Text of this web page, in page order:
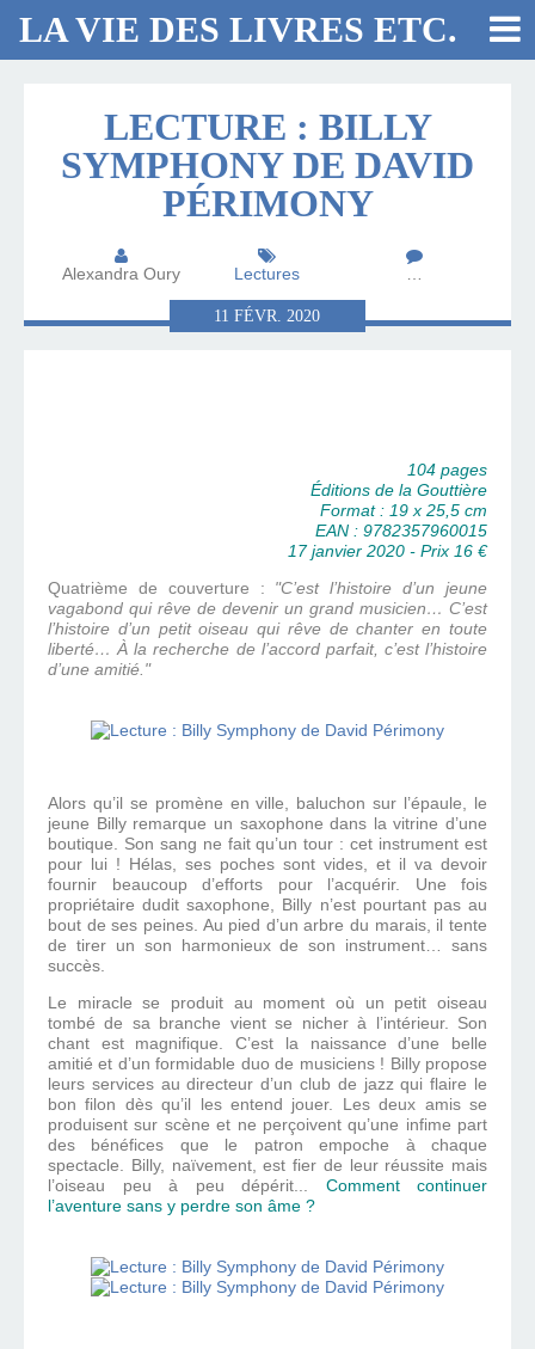
LA VIE DES LIVRES ETC.
LECTURE : BILLY
SYMPHONY DE DAVID
PÉRIMONY
Alexandra Oury Lectures …
11FÉVR.2020
104 pages
Éditions de la Gouttière
Format : 19 x 25,5 cm
EAN : 9782357960015
17 janvier 2020 - Prix 16 €
Quatrième de couverture : "C’est l’histoire d’un jeune
vagabond qui rêve de devenir un grand musicien… C’est
l’histoire d’un petit oiseau qui rêve de chanter en toute
liberté… À la recherche de l’accord parfait, c’est l’histoire
d’une amitié."
Alors qu’il se promène en ville, baluchon sur l’épaule, le
jeune Billy remarque un saxophone dans la vitrine d’une
boutique. Son sang ne fait qu’un tour : cet instrument est
pour lui ! Hélas, ses poches sont vides, et il va devoir
fournir beaucoup d’efforts pour l’acquérir. Une fois
propriétaire dudit saxophone, Billy n’est pourtant pas au
bout de ses peines. Au pied d’un arbre du marais, il tente
de tirer un son harmonieux de son instrument… sans
succès.
Le miracle se produit au moment où un petit oiseau
tombé de sa branche vient se nicher à l’intérieur. Son
chant est magnifique. C’est la naissance d’une belle
amitié et d’un formidable duo de musiciens ! Billy propose
leurs services au directeur d’un club de jazz qui flaire le
bon filon dès qu’il les entend jouer. Les deux amis se
produisent sur scène et ne perçoivent qu’une infime part
des bénéfices que le patron empoche à chaque
spectacle. Billy, naïvement, est fier de leur réussite mais
l’oiseau peu à peu dépérit... Comment continuer
l’aventure sans y perdre son âme ?